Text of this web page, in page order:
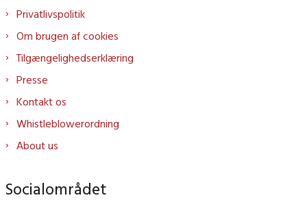
Privatlivspolitik
Om brugen af cookies
Tilgængelighedserklæring
Presse
Kontakt os
Whistleblowerordning
About us
Socialområdet